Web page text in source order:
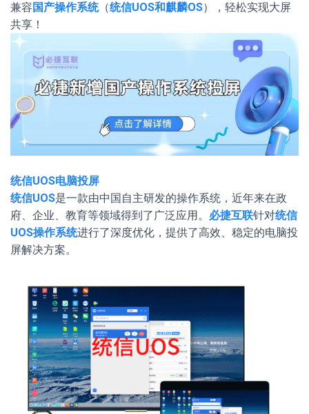
兼容 国产操作系统（统信UOS和麒麟OS），轻松实现大屏
共享！
统信UOS电脑投屏
统信UOS是一款由中国自主研发的操作系统，近年来在政
府、企业、教育等领域得到了广泛应用。 必捷互联针对统信
UOS操作系统进行了深度优化，提供了高效、稳定的电脑投
屏解决方案。